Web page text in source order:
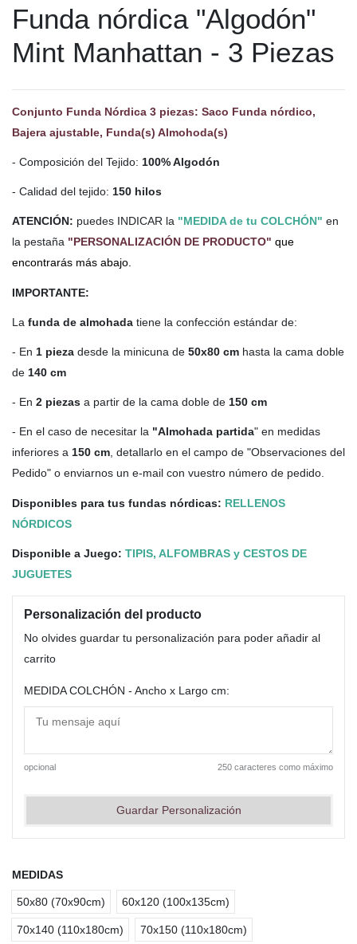
Funda nórdica "Algodón"
Mint Manhattan - 3 Piezas
Conjunto Funda Nórdica 3 piezas: Saco Funda nórdico,
Bajera ajustable, Funda(s) Almohoda(s)
- Composición del Tejido: 100% Algodón
- Calidad del tejido: 150 hilos
ATENCIÓN: puedes INDICAR la "MEDIDA de tu COLCHÓN" en
la pestaña "PERSONALIZACIÓN DE PRODUCTO" que
encontrarás más abajo.
IMPORTANTE:
La funda de almohada tiene la confección estándar de:
- En 1 pieza desde la minicuna de 50x80 cm hasta la cama doble
de 140 cm
- En 2 piezas a partir de la cama doble de 150 cm
- En el caso de necesitar la "Almohada partida" en medidas
inferiores a 150 cm, detallarlo en el campo de "Observaciones del
Pedido" o enviarnos un e-mail con vuestro número de pedido.
Disponibles para tus fundas nórdicas: RELLENOS
NÓRDICOS
Disponible a Juego: TIPIS, ALFOMBRAS y CESTOS DE
JUGUETES
Personalización del producto
No olvides guardar tu personalización para poder añadir al
carrito
MEDIDA COLCHÓN - Ancho x Largo cm:
opcional 250 caracteres como máximo
Guardar Personalización
MEDIDAS
50x80 (70x90cm) 60x120 (100x135cm)
70x140 (110x180cm) 70x150 (110x180cm)